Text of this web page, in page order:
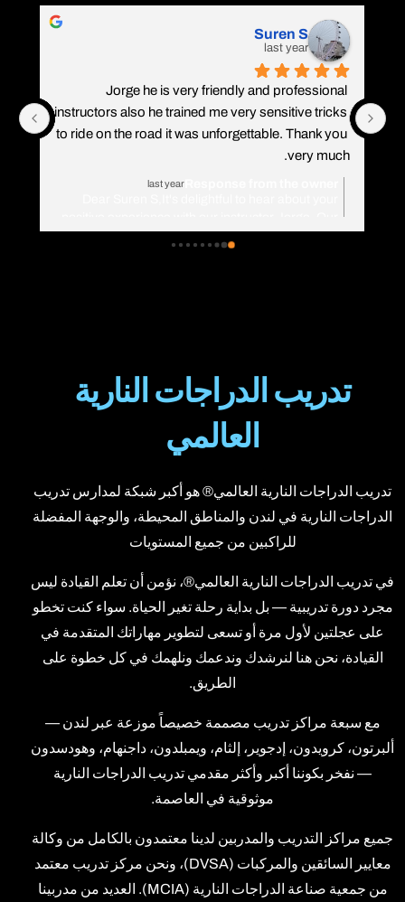
Suren S
last year
Jorge he is very friendly and professional
instructors also he trained me very sensitive tricks
to ride on the road it was unforgettable. Thank you
very much.
Response from the owner
last year
team is dedicated to providing professional
تدريب الدراجات النارية
العالمي
تدريب الدراجات النارية العالمي® هو أكبر شبكة لمدارس تدريب
الدراجات النارية في لندن والمناطق المحيطة، والوجهة المفضلة
للراكبين من جميع المستويات
في تدريب الدراجات النارية العالمي®، نؤمن أن تعلم القيادة ليس
مجرد دورة تدريبية — بل بداية رحلة تغير الحياة. سواء كنت تخطو
على عجلتين لأول مرة أو تسعى لتطوير مهاراتك المتقدمة في
القيادة، نحن هنا لنرشدك وندعمك ونلهمك في كل خطوة على
الطريق.
مع سبعة مراكز تدريب مصممة خصيصاً موزعة عبر لندن —
ألبرتون، كرويدون، إدجوير، إلثام، ويمبلدون، داجنهام، وهودسدون
— نفخر بكوننا أكبر وأكثر مقدمي تدريب الدراجات النارية
موثوقية في العاصمة.
جميع مراكز التدريب والمدربين لدينا معتمدون بالكامل من وكالة
معايير السائقين والمركبات (DVSA)، ونحن مركز تدريب معتمد
من جمعية صناعة الدراجات النارية (MCIA). العديد من مدربينا